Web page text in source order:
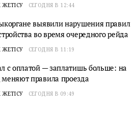
ЖЕТІСУ СЕГОДНЯ В 12:44
выявили нарушения правил
во время очередного рейда
ЖЕТІСУ СЕГОДНЯ В 11:19
с оплатой — заплатишь больше: на
правила проезда
ЖЕТІСУ СЕГОДНЯ В 09:49